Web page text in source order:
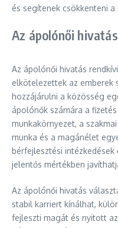
és segítenek csökkenteni a
Az ápolónői
Az ápolónői hivatás
elkötelezettek az emberek
hozzájárulni a közösség
ápolónők számára a
munkakörnyezet, a
munka és a magánélet
bérfejlesztési
jelentős mértékben
Az ápolónői hivatás
stabil karriert kínálhat,
fejleszti magát és nyitott